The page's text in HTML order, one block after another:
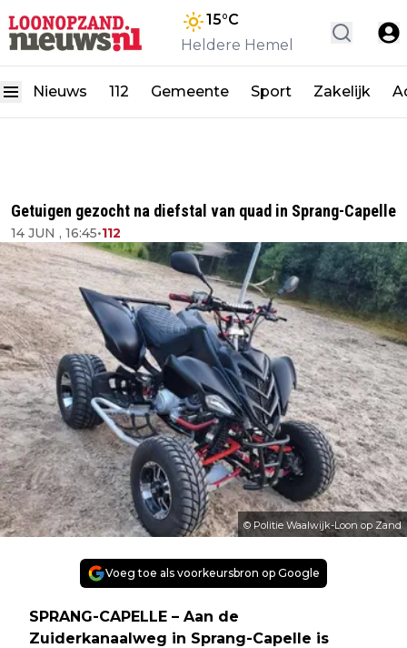
15°C
Heldere Hemel
Nieuws 112 Gemeente Sport Zakelijk
Getuigen gezocht na diefstal van quad in Sprang-Capelle
14 JUN , 16:45•112
© Politie Waalwijk-Loon op Zand
Voeg toe als voorkeursbron op Google
SPRANG-CAPELLE – Aan de
Zuiderkanaalweg in Sprang-Capelle is